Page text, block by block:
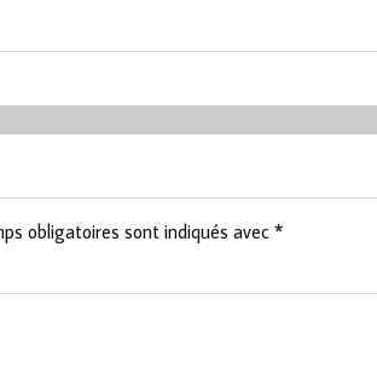
obligatoires sont indiqués avec *